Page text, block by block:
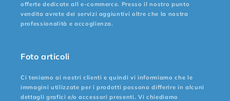
offerte dedicate all e-commerce. Presso il nostro punto
vendita avrete dei servizi aggiuntivi oltre che la nostra
professionalità e accoglienza.
Foto articoli
Ci teniamo ai nostri clienti e quindi vi informiamo che le
immagini utilizzate per i prodotti possono differire in alcuni
dettagli grafici e/o accessori presenti. Vi chiediamo